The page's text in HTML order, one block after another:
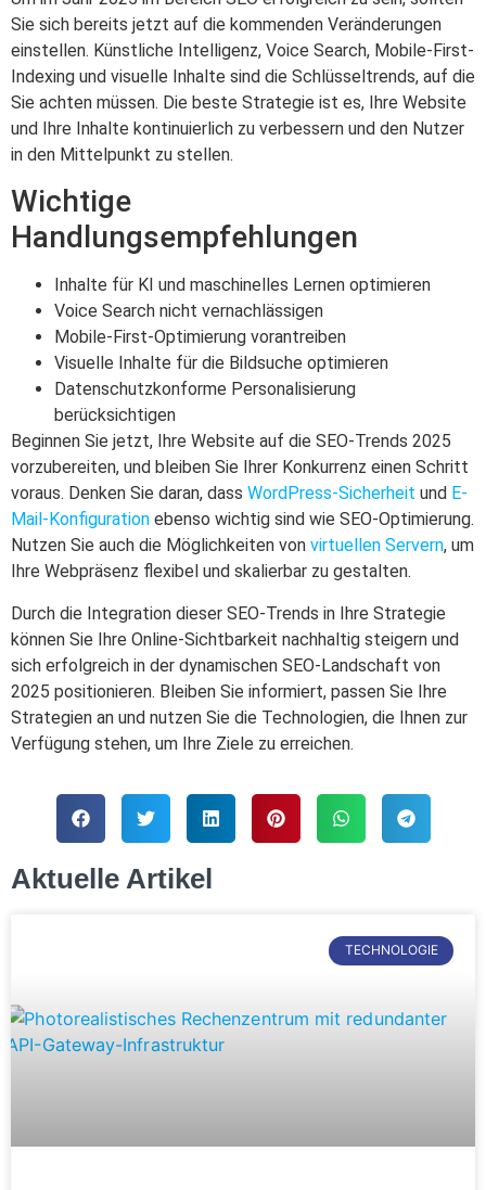
Sie sich bereits jetzt auf die kommenden Veränderungen
einstellen. Künstliche Intelligenz, Voice Search, Mobile-First-
Indexing und visuelle Inhalte sind die Schlüsseltrends, auf die
Sie achten müssen. Die beste Strategie ist es, Ihre Website
und Ihre Inhalte kontinuierlich zu verbessern und den Nutzer
in den Mittelpunkt zu stellen.
Wichtige
Handlungsempfehlungen
Inhalte für KI und maschinelles Lernen optimieren
Voice Search nicht vernachlässigen
Mobile-First-Optimierung vorantreiben
Visuelle Inhalte für die Bildsuche optimieren
Datenschutzkonforme Personalisierung
berücksichtigen
Beginnen Sie jetzt, Ihre Website auf die SEO-Trends 2025
vorzubereiten, und bleiben Sie Ihrer Konkurrenz einen Schritt
voraus. Denken Sie daran, dass WordPress-Sicherheit und E-
Mail-Konfiguration ebenso wichtig sind wie SEO-Optimierung.
Nutzen Sie auch die Möglichkeiten von virtuellen Servern, um
Ihre Webpräsenz flexibel und skalierbar zu gestalten.
Durch die Integration dieser SEO-Trends in Ihre Strategie
können Sie Ihre Online-Sichtbarkeit nachhaltig steigern und
sich erfolgreich in der dynamischen SEO-Landschaft von
2025 positionieren. Bleiben Sie informiert, passen Sie Ihre
Strategien an und nutzen Sie die Technologien, die Ihnen zur
Verfügung stehen, um Ihre Ziele zu erreichen.
Aktuelle Artikel
TECHNOLOGIE